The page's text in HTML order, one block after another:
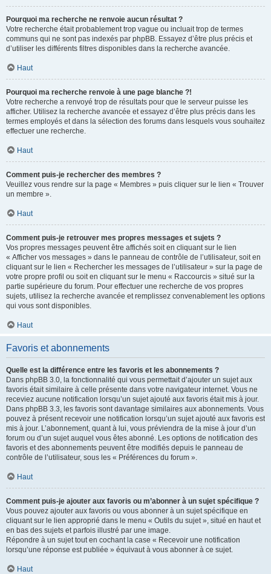
Pourquoi ma recherche ne renvoie aucun résultat ?
Votre recherche était probablement trop vague ou incluait trop de termes
communs qui ne sont pas indexés par phpBB. Essayez d’être plus précis et
d’utiliser les différents filtres disponibles dans la recherche avancée.
Haut
Pourquoi ma recherche renvoie à une page blanche ?!
Votre recherche a renvoyé trop de résultats pour que le serveur puisse les
afficher. Utilisez la recherche avancée et essayez d’être plus précis dans les
termes employés et dans la sélection des forums dans lesquels vous souhaitez
effectuer une recherche.
Haut
Comment puis-je rechercher des membres ?
Veuillez vous rendre sur la page « Membres » puis cliquer sur le lien « Trouver
un membre ».
Haut
Comment puis-je retrouver mes propres messages et sujets ?
Vos propres messages peuvent être affichés soit en cliquant sur le lien
« Afficher vos messages » dans le panneau de contrôle de l’utilisateur, soit en
cliquant sur le lien « Rechercher les messages de l’utilisateur » sur la page de
votre propre profil ou soit en cliquant sur le menu « Raccourcis » situé sur la
partie supérieure du forum. Pour effectuer une recherche de vos propres
sujets, utilisez la recherche avancée et remplissez convenablement les options
qui vous sont disponibles.
Haut
Favoris et abonnements
Quelle est la différence entre les favoris et les abonnements ?
Dans phpBB 3.0, la fonctionnalité qui vous permettait d’ajouter un sujet aux
favoris était similaire à celle présente dans votre navigateur internet. Vous ne
receviez aucune notification lorsqu’un sujet ajouté aux favoris était mis à jour.
Dans phpBB 3.3, les favoris sont davantage similaires aux abonnements. Vous
pouvez à présent recevoir une notification lorsqu’un sujet ajouté aux favoris est
mis à jour. L’abonnement, quant à lui, vous préviendra de la mise à jour d’un
forum ou d’un sujet auquel vous êtes abonné. Les options de notification des
favoris et des abonnements peuvent être modifiés depuis le panneau de
contrôle de l’utilisateur, sous les « Préférences du forum ».
Haut
Comment puis-je ajouter aux favoris ou m’abonner à un sujet spécifique ?
Vous pouvez ajouter aux favoris ou vous abonner à un sujet spécifique en
cliquant sur le lien approprié dans le menu « Outils du sujet », situé en haut et
en bas des sujets et parfois illustré par une image.
Répondre à un sujet tout en cochant la case « Recevoir une notification
lorsqu’une réponse est publiée » équivaut à vous abonner à ce sujet.
Haut